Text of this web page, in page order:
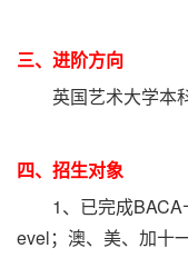
三、进阶方向
英国艺术大学本
四、招生对象
1、已完成BACA
evel；澳、美、加十